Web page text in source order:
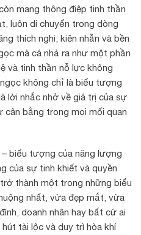
mang thông điệp tinh thần
luôn di chuyển trong dòng
thích nghi, kiên nhẫn và bền
mà cá nhả ra như một phần
và tinh thần nỗ lực không
không chỉ là biểu tượng
lời nhắc nhở về giá trị của sự
bằng trong mọi mối quan
biểu tượng của năng lượng
của sự tinh khiết và quyền
thành một trong những biểu
nhất, vừa đẹp mắt, vừa
doanh nhân hay bất cứ ai
tài lộc và duy trì hòa khí